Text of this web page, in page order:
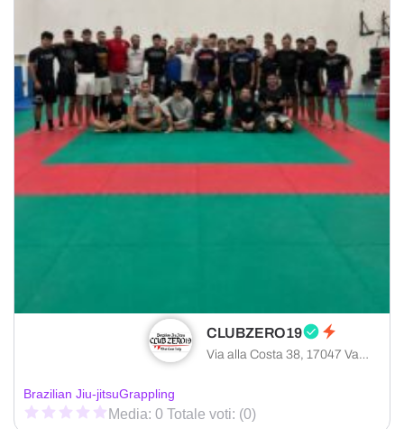
CLUBZERO19
Via alla Costa 38, 17047 Vado Ligure provincia di Savona, Italia
Brazilian Jiu-jitsuGrappling
Media: 0 Totale voti: (0)